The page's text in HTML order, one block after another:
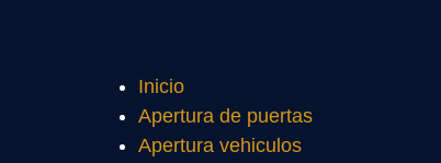
Inicio
Apertura de puertas
Apertura vehiculos